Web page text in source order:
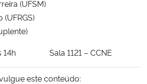
Regional
(UFSM)
14h Sala 1121 – CCNE
este conteúdo: